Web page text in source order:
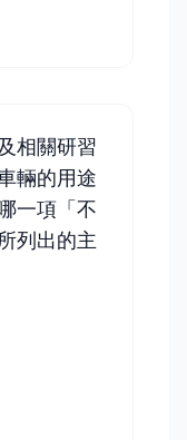
相關研習
輛的用途
一項「不
列出的主